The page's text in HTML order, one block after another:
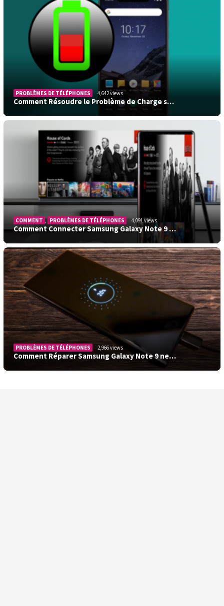
PROBLÈMES DE TÉLÉPHONES 4,642 views
Comment Résoudre le Problème de Charge s…
COMMENT , PROBLÈMES DE TÉLÉPHONES 4,091 views
Comment Connecter Samsung Galaxy Note 9 …
PROBLÈMES DE TÉLÉPHONES 2,966 views
Comment Réparer Samsung Galaxy Note 9 ne…